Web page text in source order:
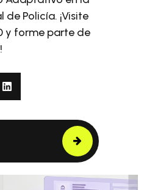
Policía. ¡Visite
y forme parte de